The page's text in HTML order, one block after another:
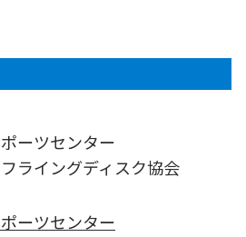
ーツセンター
ライングディスク協会
ーツセンター